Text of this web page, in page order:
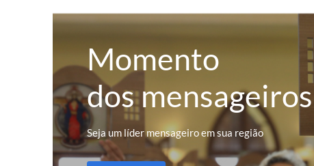
Momento
dos mensageiros
Seja um líder mensageiro em sua região